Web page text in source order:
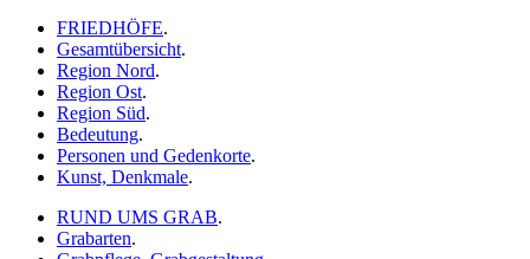
FRIEDHÖFE.
Gesamtübersicht.
Region Nord.
Region Ost.
Region Süd.
Bedeutung.
Personen und Gedenkorte.
Kunst, Denkmale.
RUND UMS GRAB.
Grabarten.